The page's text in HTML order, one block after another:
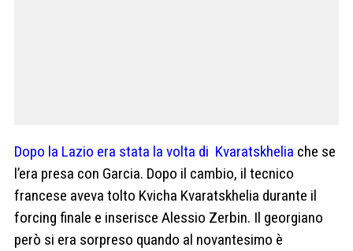
Dopo la Lazio era stata la volta di Kvaratskhelia che se
l’era presa con Garcia. Dopo il cambio, il tecnico
francese aveva tolto Kvicha Kvaratskhelia durante il
forcing finale e inserisce Alessio Zerbin. Il georgiano
però si era sorpreso quando al novantesimo è